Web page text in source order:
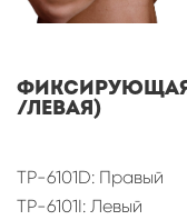
Фиксирующая
/Левая)
TP-6101D: Правый
TP-6101I: Левый